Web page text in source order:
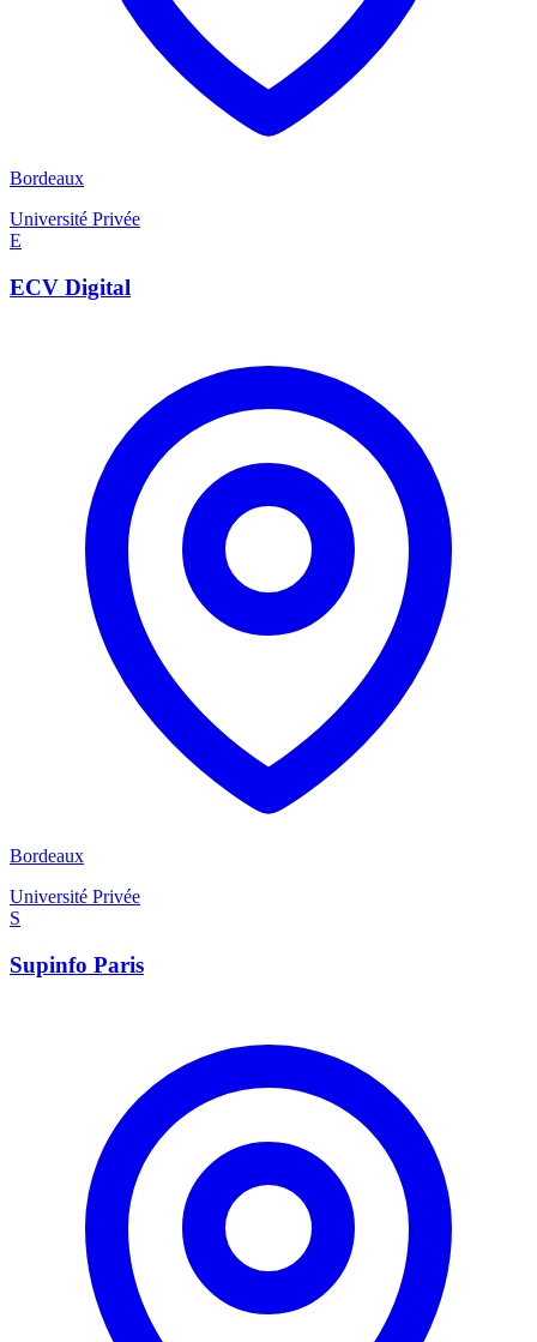
Bordeaux
Université Privée
E
ECV Digital
Bordeaux
Université Privée
S
Supinfo Paris